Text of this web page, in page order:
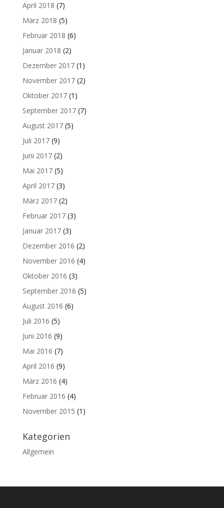
April 2018 (7)
März 2018 (5)
Februar 2018 (6)
Januar 2018 (2)
Dezember 2017(1)
November 2017(2)
Oktober 2017(1)
September 2017(7)
August 2017(5)
Juli 2017(9)
Juni 2017(2)
Mai 2017(5)
April 2017(3)
März 2017(2)
Februar 2017(3)
Januar 2017(3)
Dezember 2016 (2)
November 2016 (4)
Oktober 2016 (3)
September 2016 (5)
August 2016 (6)
Juli 2016 (5)
Juni 2016 (9)
Mai 2016 (7)
April 2016 (9)
März 2016 (4)
Februar 2016 (4)
November 2015 (1)
Kategorien
Allgemein